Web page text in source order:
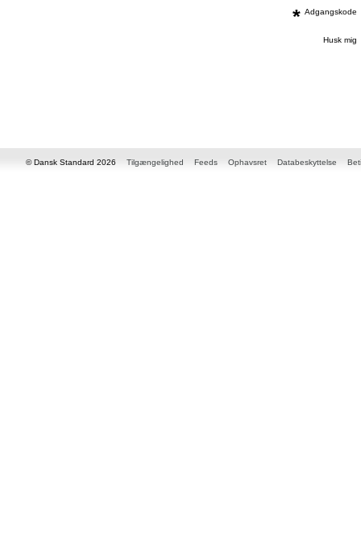
* Adgangskode
Husk mig
© Dansk Standard 2026 Tilgængelighed Feeds Ophavsret Databeskyttelse